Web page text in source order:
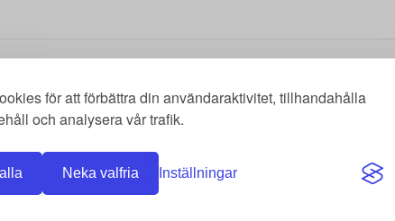
för att förbättra din användaraktivitet, tillhandahålla
och analysera vår trafik.
Neka valfria Inställningar
-Mall för ångerblankett -Ångerrätt-Leveransinformation-